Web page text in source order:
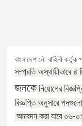
বাংলাদেশ নৌ বাহিনী কর্তৃক
সম্প্রতি অস্থায়ীভাবে ৪
জনকে নিয়োগের
বিজ্ঞপ্তি অনুসারে
আবেদন করা যাবে ০৬-